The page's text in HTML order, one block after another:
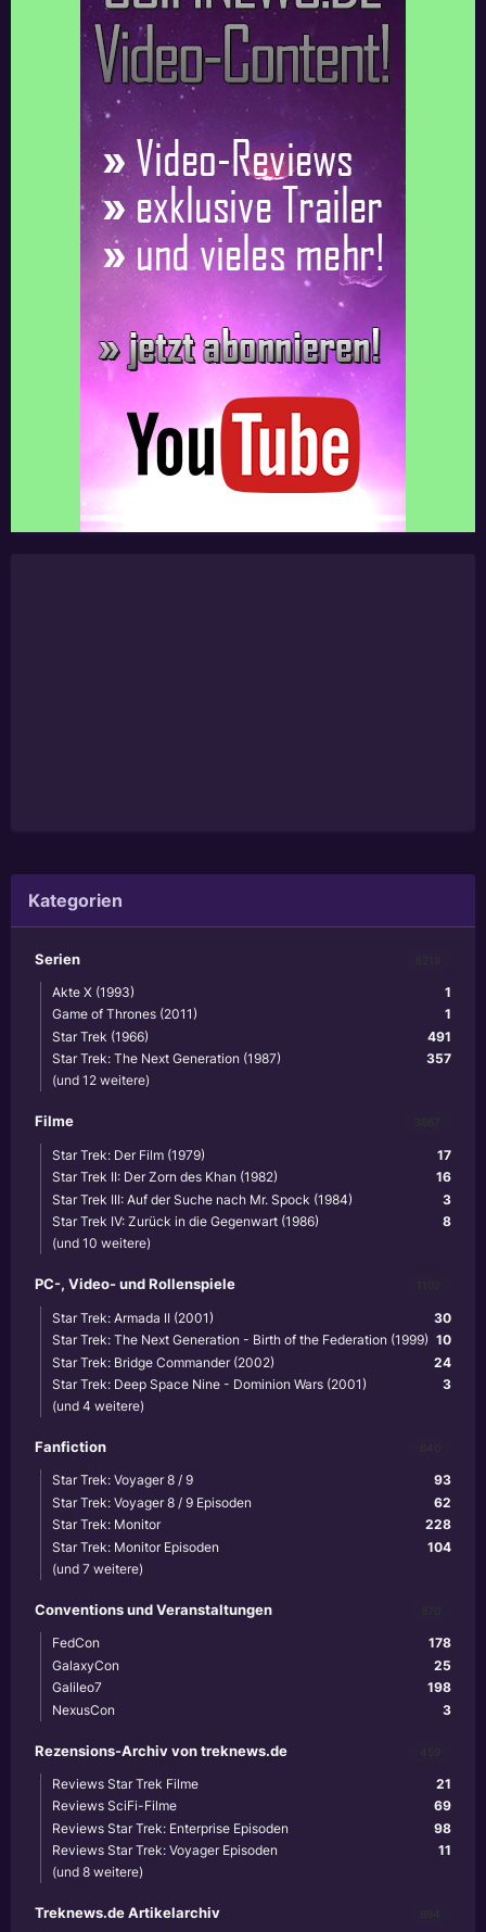
Kategorien
Serien
1
Akte X (1993)
1
Game of Thrones (2011)
491
Star Trek (1966)
357
Star Trek: The Next Generation (1987)
(und 12 weitere)
Filme
17
Star Trek: Der Film (1979)
16
Star Trek II: Der Zorn des Khan (1982)
3
Star Trek III: Auf der Suche nach Mr. Spock (1984)
8
Star Trek IV: Zurück in die Gegenwart (1986)
(und 10 weitere)
PC-, Video- und Rollenspiele
30
Star Trek: Armada II (2001)
10
Star Trek: The Next Generation - Birth of the Federation (1999)
24
Star Trek: Bridge Commander (2002)
3
Star Trek: Deep Space Nine - Dominion Wars (2001)
(und 4 weitere)
Fanfiction
93
Star Trek: Voyager 8 / 9
62
Star Trek: Voyager 8 / 9 Episoden
228
Star Trek: Monitor
104
Star Trek: Monitor Episoden
(und 7 weitere)
Conventions und Veranstaltungen
178
FedCon
25
GalaxyCon
198
Galileo7
3
NexusCon
Rezensions-Archiv von treknews.de
21
Reviews Star Trek Filme
69
Reviews SciFi-Filme
98
Reviews Star Trek: Enterprise Episoden
11
Reviews Star Trek: Voyager Episoden
(und 8 weitere)
Treknews.de Artikelarchiv